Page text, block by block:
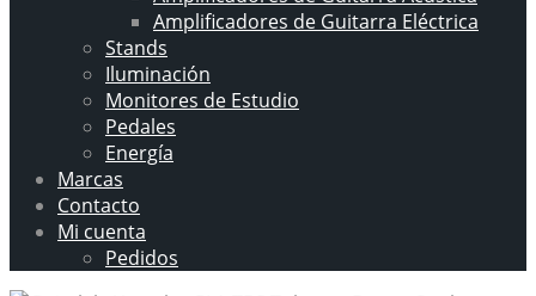
Amplificadores de Guitarra Eléctrica
Stands
Iluminación
Monitores de Estudio
Pedales
Energía
Marcas
Contacto
Mi cuenta
Pedidos